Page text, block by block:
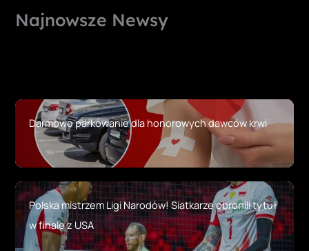
Najnowsze Newsy
Darmowe parkowanie dla honorowych dawców krwi
Polska mistrzem Ligi Narodów! Siatkarze obronili tytuł
w finale z USA